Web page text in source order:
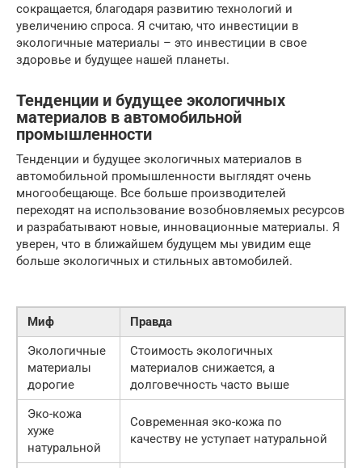
сокращается, благодаря развитию технологий и
увеличению спроса. Я считаю, что инвестиции в
экологичные материалы – это инвестиции в свое
здоровье и будущее нашей планеты.
Тенденции и будущее экологичных
материалов в автомобильной
промышленности
Тенденции и будущее экологичных материалов в
автомобильной промышленности выглядят очень
многообещающе. Все больше производителей
переходят на использование возобновляемых ресурсов
и разрабатывают новые, инновационные материалы. Я
уверен, что в ближайшем будущем мы увидим еще
больше экологичных и стильных автомобилей.
Миф
Правда
Экологичные
материалы
дорогие
Стоимость экологичных
материалов снижается, а
долговечность часто выше
Эко-кожа
хуже
натуральной
Современная эко-кожа по
качеству не уступает натуральной